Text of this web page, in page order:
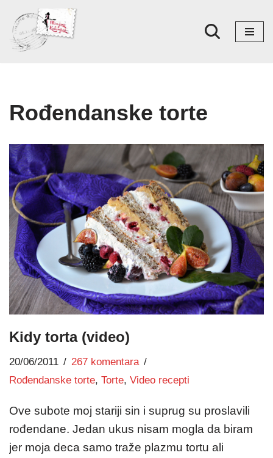
Skoči
na
Rođendanske torte
Kidy torta (video)
20/06/2011
267 komentara
Rođendanske torte, Torte, Video recepti
Ove subote moj stariji sin i suprug su proslavili
rođendane. Jedan ukus nisam mogla da biram
jer moja deca samo traže plazmu tortu ali